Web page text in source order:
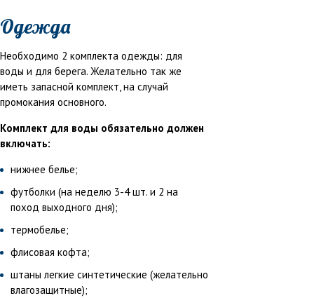
Одежда
Необходимо 2 комплекта одежды: для
воды и для берега. Желательно так же
иметь запасной комплект, на случай
промокания основного.
Комплект для воды обязательно должен
включать:
нижнее белье;
футболки (на неделю 3-4 шт. и 2 на
поход выходного дня);
термобелье;
флисовая кофта;
штаны легкие синтетические (желательно
влагозащитные);